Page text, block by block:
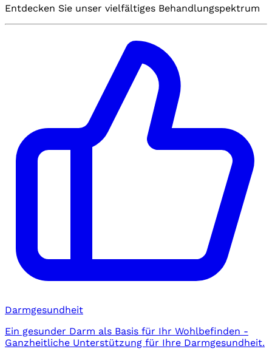
Entdecken Sie unser vielfältiges Behandlungspektrum
Darmgesundheit
Ein gesunder Darm als Basis für Ihr Wohlbefinden -
Ganzheitliche Unterstützung für Ihre Darmgesundheit.